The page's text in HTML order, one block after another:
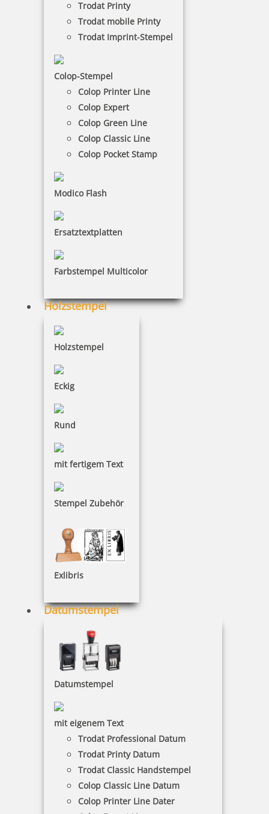
Trodat Printy
Trodat mobile Printy
Trodat Imprint-Stempel
Colop-Stempel
Colop Printer Line
Colop Expert
Colop Green Line
Colop Classic Line
Colop Pocket Stamp
Modico Flash
Ersatztextplatten
Farbstempel Multicolor
Holzstempel
Holzstempel
Eckig
Rund
mit fertigem Text
Stempel Zubehör
Exlibris
Datumstempel
Datumstempel
mit eigenem Text
Trodat Professional Datum
Trodat Printy Datum
Trodat Classic Handstempel
Colop Classic Line Datum
Colop Printer Line Dater
Verwaltung abweichender Lieferadressen
Registrieren Sie sich hier
Winterling schreiben-schenken-lesen e.K.
Michael Winterling
Ludwigstr. 16 |95111 Rehau
09283/1546
info@winterling-rehau.de
Zugang für registrierte Kunden
Einloggen
Passwort vergessen?
notwendigen Informationen an die eingegeben E-
Mail Adresse.
Passwort zurücksetzen